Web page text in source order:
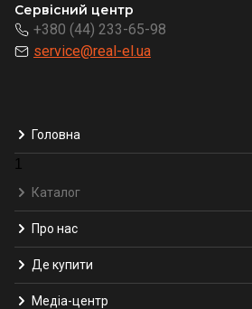
Сервісний центр
+380 (44) 233-65-98
service@real-el.ua
Головна
1
Каталог
Про нас
Де купити
Медіа-центр